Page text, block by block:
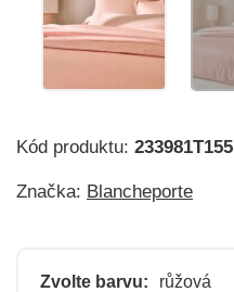
Kód produktu: 233981T155
Značka: Blancheporte
Zvolte barvu: růžová